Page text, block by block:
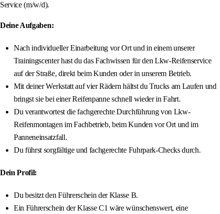
Service (m/w/d).
Deine Aufgaben:
Nach individueller Einarbeitung vor Ort und in einem unserer
Trainingscenter hast du das Fachwissen für den Lkw-Reifenservice
auf der Straße, direkt beim Kunden oder in unserem Betrieb.
Mit deiner Werkstatt auf vier Rädern hältst du Trucks am Laufen und
bringst sie bei einer Reifenpanne schnell wieder in Fahrt.
Du verantwortest die fachgerechte Durchführung von Lkw-
Reifenmontagen im Fachbetrieb, beim Kunden vor Ort und im
Panneneinsatzfall.
Du führst sorgfältige und fachgerechte Fuhrpark-Checks durch.
Dein Profil:
Du besitzt den Führerschein der Klasse B.
Ein Führerschein der Klasse C1 wäre wünschenswert, eine